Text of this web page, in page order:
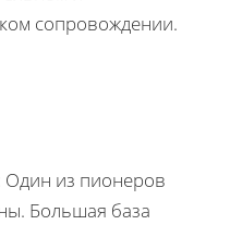
сопровождении.
из пионеров
Большая база